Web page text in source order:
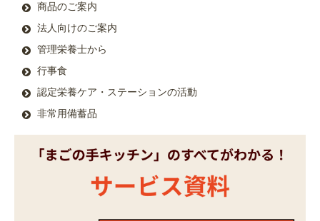
商品のご案内
法人向けのご案内
管理栄養士から
行事食
認定栄養ケア・ステーションの活動
非常用備蓄品